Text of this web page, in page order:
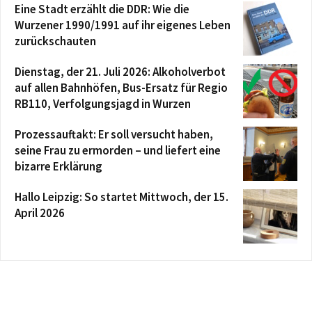
Eine Stadt erzählt die DDR: Wie die
Wurzener 1990/1991 auf ihr eigenes Leben
zurückschauten
Dienstag, der 21. Juli 2026: Alkoholverbot
auf allen Bahnhöfen, Bus-Ersatz für Regio
RB110, Verfolgungsjagd in Wurzen
Prozessauftakt: Er soll versucht haben,
seine Frau zu ermorden – und liefert eine
bizarre Erklärung
Hallo Leipzig: So startet Mittwoch, der 15.
April 2026